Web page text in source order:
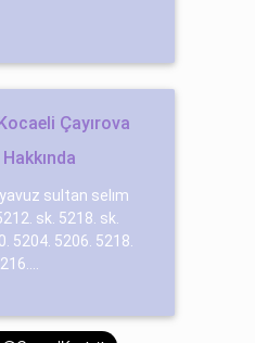
Çayırova
sultan selım
sk. 5218. sk.
5204. 5206. 5218.